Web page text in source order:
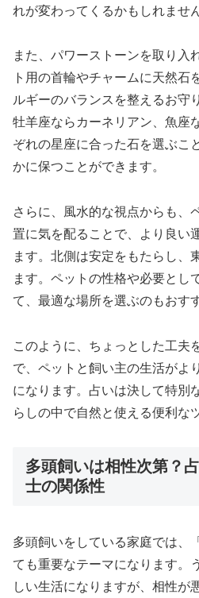
れが変わってくるかもしれません
また、パワーストーンを取り入
ト用の首輪やチャームに天然石
ルギーのバランスを整えるお守
牡羊座ならカーネリアン、魚座
ぞれの星座に合った石を選ぶこ
かに保つことができます。
さらに、風水的な視点からも、
置に気を配ることで、より良い
ます。北側は安定をもたらし、
ます。ペットの性格や必要とし
て、最適な場所を選ぶのもおす
このように、ちょっとした工夫
で、ペットと飼い主の生活がよ
になります。占いは決して特別
らしの中で自然と使える便利な
多頭飼いは相性次第？
士の関係性
多頭飼いをしている家庭では、
ても重要なテーマになります。
しい生活になりますが、相性が